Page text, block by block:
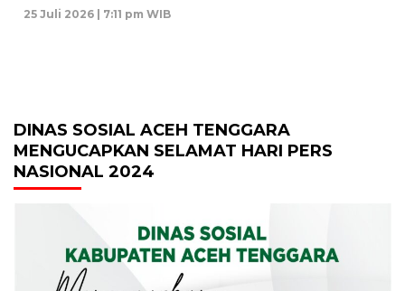
25 Juli 2026 | 7:11 pm WIB
DINAS SOSIAL ACEH TENGGARA
MENGUCAPKAN SELAMAT HARI PERS
NASIONAL 2024